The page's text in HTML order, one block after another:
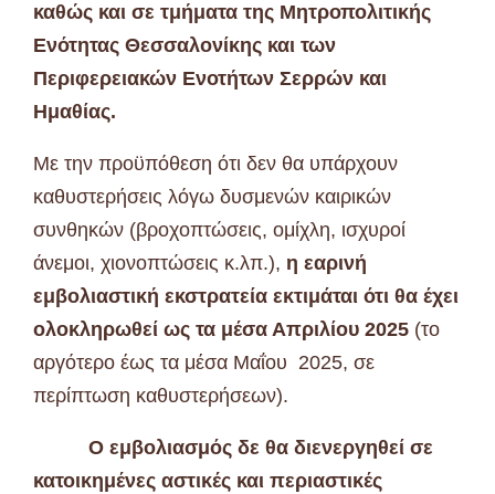
καθώς και σε τμήματα της Μητροπολιτικής
Ενότητας Θεσσαλονίκης και των
Περιφερειακών Ενοτήτων Σερρών και
Ημαθίας.
Με την προϋπόθεση ότι δεν θα υπάρχουν
καθυστερήσεις λόγω δυσμενών καιρικών
συνθηκών (βροχοπτώσεις, ομίχλη, ισχυροί
άνεμοι, χιονοπτώσεις κ.λπ.), η εαρινή
εμβολιαστική εκστρατεία εκτιμάται ότι θα έχει
ολοκληρωθεί ως τα μέσα Απριλίου 2025 (το
αργότερο έως τα μέσα Μαΐου 2025, σε
περίπτωση καθυστερήσεων).
Ο εμβολιασμός δε θα διενεργηθεί σε
κατοικημένες αστικές και περιαστικές